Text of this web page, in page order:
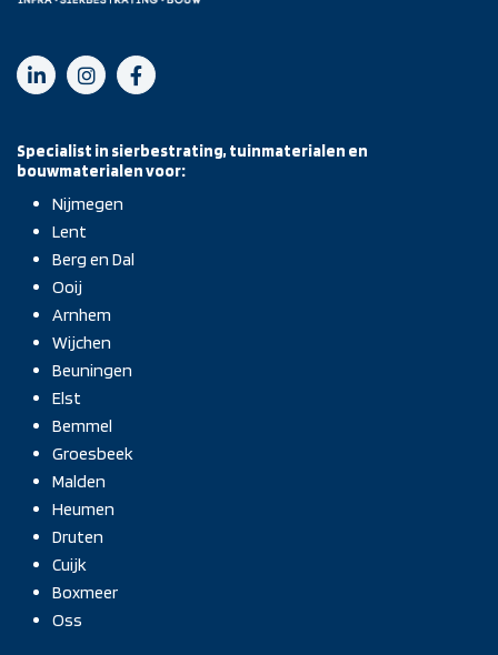
Specialist in sierbestrating, tuinmaterialen en
bouwmaterialen voor:
Nijmegen
Lent
Berg en Dal
Ooij
Arnhem
Wijchen
Beuningen
Elst
Bemmel
Groesbeek
Malden
Heumen
Druten
Cuijk
Boxmeer
Oss